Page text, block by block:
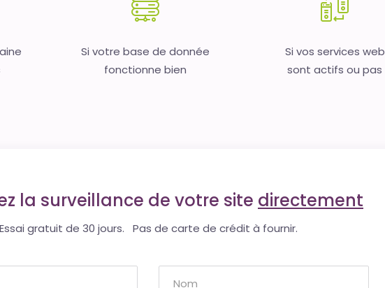
Si votre base de donnée
fonctionne bien
Si vos services web
sont actifs ou pas
la surveillance de votre site directement
Essai gratuit de 30 jours. Pas de carte de crédit à fournir.